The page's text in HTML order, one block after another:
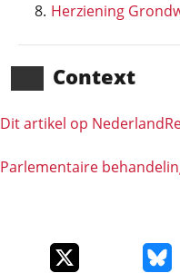
Herziening
Context
Dit artikel op
Parlementaire
Deel dit item op X
Deel